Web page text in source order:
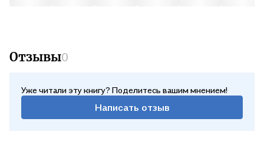
Отзывы0
Уже читали эту книгу? Поделитесь вашим мнением!
Написать отзыв